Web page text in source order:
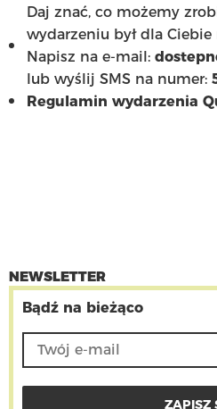
Daj znać, co możemy
wydarzeniu był dla
Napisz na e-mail:
lub wyślij SMS na numer:
Regulamin wydarzenia
NEWSLETTER
Bądź na bieżąco